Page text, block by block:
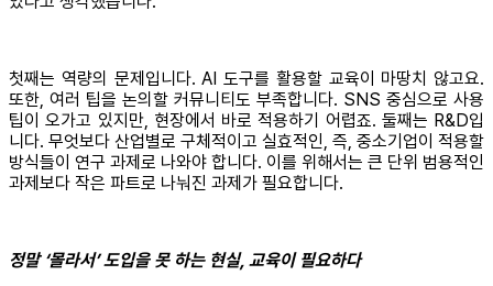
첫째는 역량의 문제입니다. AI 도구를 활용할 교육이 마땅치 않고요.
또한, 여러 팁을 논의할 커뮤니티도 부족합니다. SNS 중심으로 사용
팁이 오가고 있지만, 현장에서 바로 적용하기 어렵죠. 둘째는 R&D입
니다. 무엇보다 산업별로 구체적이고 실효적인, 즉, 중소기업이 적용할
방식들이 연구 과제로 나와야 합니다. 이를 위해서는 큰 단위 범용적인
과제보다 작은 파트로 나눠진 과제가 필요합니다.
정말 ‘몰라서’ 도입을 못 하는 현실, 교육이 필요하다